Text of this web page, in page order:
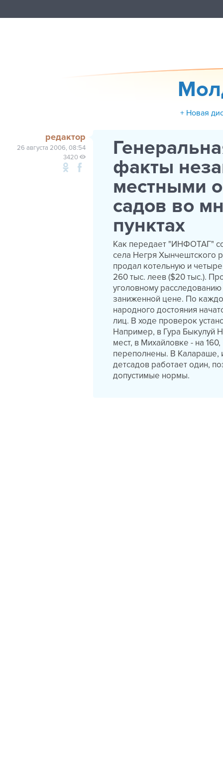
+ Новая
редактор
26 августа 2006, 08:54
3420
факты
местными
садов во
пунктах
Как передает "ИНФОТАГ"
села Негря Хынчештского
продал котельную и
260 тыс. леев ($20 тыс.).
уголовному
заниженной цене. По
народного достояния
лиц. В ходе проверок
Например, в Гура Быкулуй
мест, в Михайловке - на
переполнены. В Калараше,
детсадов работает один,
допустимые нормы.